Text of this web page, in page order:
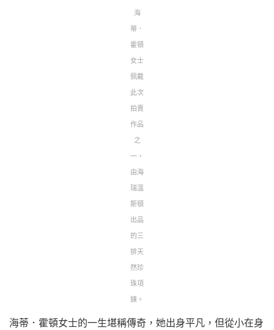
海
蒂．
霍頓
女士
佩戴
此次
拍賣
作品
之
一，
由海
瑞溫
斯頓
出品
的三
排天
然珍
珠項
鍊。
海蒂．霍頓女士的一生堪稱傳奇，她出身平凡，但從小在身